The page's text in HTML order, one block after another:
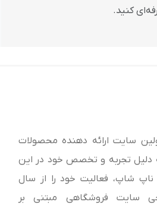
کنید.
سایت ارائه‌ دهنده محصولات
دلیل تجربه و تخصص خود در این
شاپ، فعالیت خود را از سال
سایت فروشگاهی مبتنی بر